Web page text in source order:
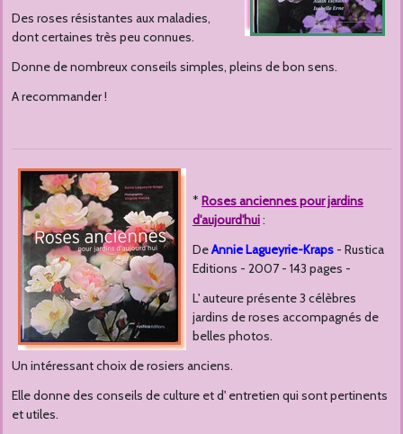
Des roses résistantes aux maladies,
dont certaines très peu connues.
Donne de nombreux conseils simples, pleins de bon sens.
A recommander !
* Roses anciennes pour jardins
d'aujourd'hui:
DeAnnie Lagueyrie-Kraps - Rustica
Editions - 2007 - 143 pages -
L' auteure présente 3 célèbres
jardins de roses accompagnés de
belles photos.
Un intéressant choix de rosiers anciens.
Elle donne des conseils de culture et d' entretien qui sont pertinents
et utiles.